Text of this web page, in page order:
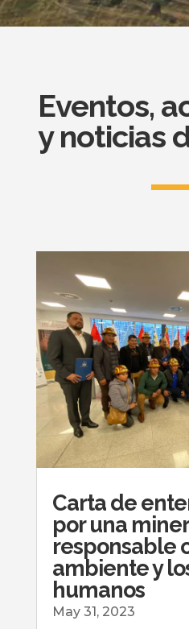
Eventos,
y noticias
Carta de
por una
responsable
ambiente y
humanos
May 31, 2023